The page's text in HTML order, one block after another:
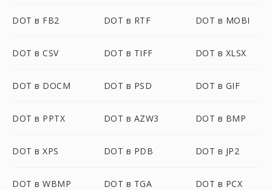
DOT в FB2 DOT в RTF DOT в MOBI
DOT в CSV DOT в TIFF DOT в XLSX
DOT в DOCM DOT в PSD DOT в GIF
DOT в PPTX DOT в AZW3 DOT в BMP
DOT в XPS DOT в PDB DOT в JP2
DOT в WBMP DOT в TGA DOT в PCX